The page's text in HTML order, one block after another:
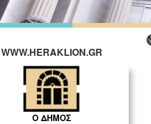
WWW.HERAKLION.GR
Ο ΔΗΜΟΣ